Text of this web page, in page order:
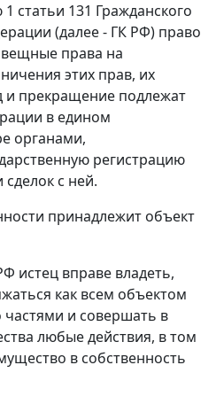
статьи 131 Гражданского
(далее - ГК РФ) право
вещные права на
этих прав, их
и прекращение подлежат
в едином
органами,
регистрацию
с ней.
принадлежит объект
истец вправе владеть,
как всем объектом
частями и совершать в
любые действия, в том
в собственность